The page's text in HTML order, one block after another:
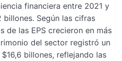
financiera entre 2021 y
Según las cifras
de las EPS crecieron en más
del sector registró un
billones, reflejando las